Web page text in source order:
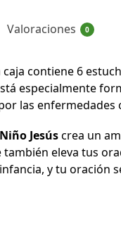
Valoraciones 0
caja contiene 6
especialmente
las
Jesúscrea un
eleva tus
y tu oración